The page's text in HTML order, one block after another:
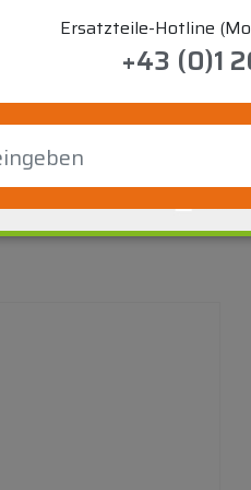
Ersatzteile-Hotline
+43 (0)1